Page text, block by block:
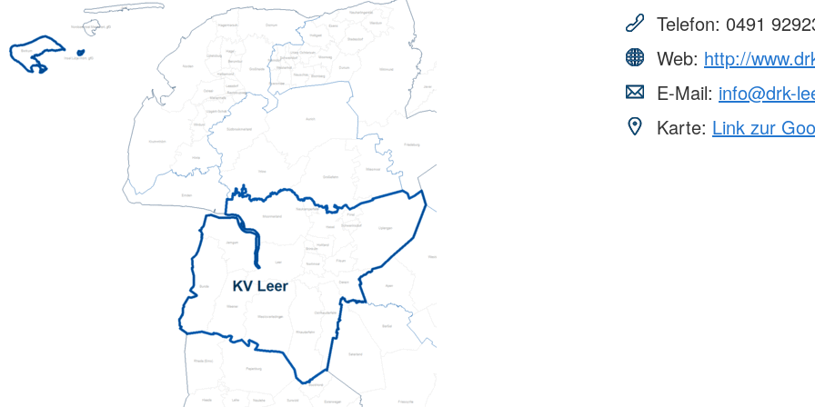
Hauswirtschaftliche Hilfen
Hilfsmittelverleih
Pflegeberatung
Alten-Service-Zentren
Beratung zur Kur und Erholung
Kindertageseinrichtungen
Hilfen zur Erziehung
Jugendarbeit
Schulsozialarbeit/Jugendsozialarbeit
Schwangerschaftsberatung
Unterstützungsangebote
psychisch
Weitere
Telefon: 0491
Web: http://
E-Mail: info@drk-
Karte: Link zur